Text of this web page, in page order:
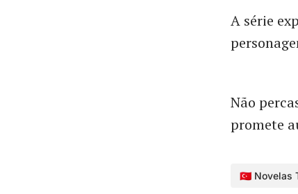
A série
Não
promete
🇹🇷 Novelas